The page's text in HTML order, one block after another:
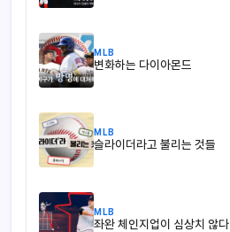
MLB
변화하는 다이아몬드
MLB
슬라이더라고 불리는 것들
MLB
좌완 체인지업이 심상치 않다